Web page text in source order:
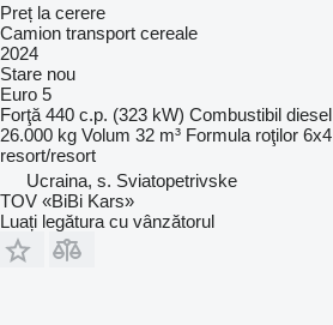
Preț la cerere
Camion transport cereale
2024
Stare nou
Euro 5
Forţă 440 c.p. (323 kW) Combustibil diesel
26.000 kg Volum 32 m³ Formula roţilor 6x4
resort/resort
Ucraina, s. Sviatopetrivske
TOV «BiBi Kars»
Luați legătura cu vânzătorul